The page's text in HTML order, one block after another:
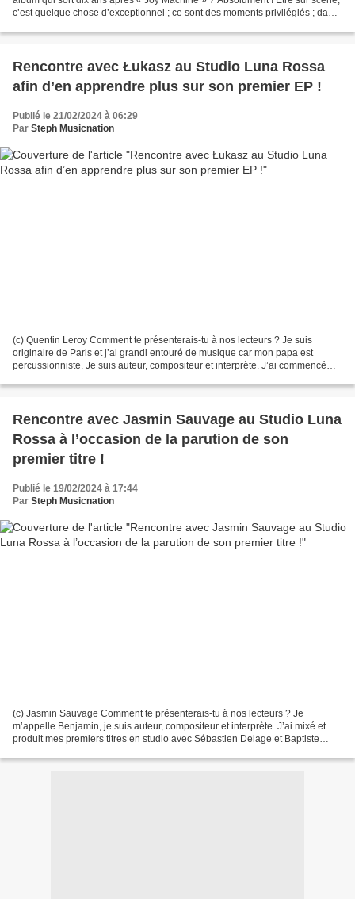
c’est quelque chose d’exceptionnel ; ce sont des moments privilégiés ; dans
Rencontre avec Łukasz au Studio Luna Rossa
afin d’en apprendre plus sur son premier EP !
Publié le 21/02/2024 à 06:29
Par Steph Musicnation
(c) Quentin Leroy Comment te présenterais-tu à nos lecteurs ? Je suis
originaire de Paris et j’ai grandi entouré de musique car mon papa est
percussionniste. Je suis auteur, compositeur et interprète. J’ai commencé
Rencontre avec Jasmin Sauvage au Studio Luna
Rossa à l’occasion de la parution de son
premier titre !
Publié le 19/02/2024 à 17:44
Par Steph Musicnation
(c) Jasmin Sauvage Comment te présenterais-tu à nos lecteurs ? Je
m’appelle Benjamin, je suis auteur, compositeur et interprète. J’ai mixé et
produit mes premiers titres en studio avec Sébastien Delage et Baptiste